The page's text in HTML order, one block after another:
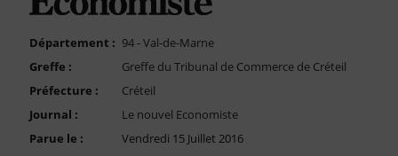
Compte PRO
Département : 94 - Val-de-Marne
Greffe :
Greffe du Tribunal de Commerce de Créteil
Préfecture :
Créteil
Journal :
Le nouvel Economiste
Parue le :
Vendredi 15 Juillet 2016